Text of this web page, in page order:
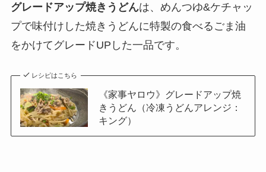
グレードアップ焼きうどんは、めんつゆ&ケチャッ
プで味付けした焼きうどんに特製の食べるごま油
をかけてグレードUPした一品です。
レシピはこちら
《家事ヤロウ》グレードアップ焼
きうどん（冷凍うどんアレンジ：
キング）